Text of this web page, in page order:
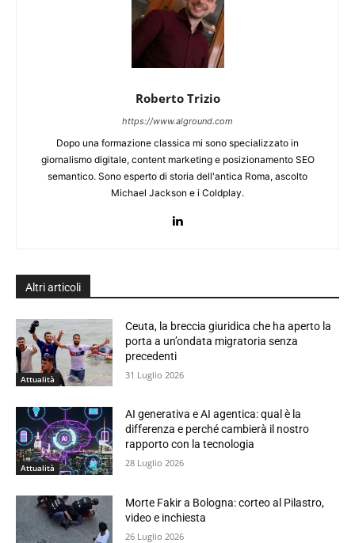
Roberto Trizio
https://www.alground.com
Dopo una formazione classica mi sono specializzato in
giornalismo digitale, content marketing e posizionamento SEO
semantico. Sono esperto di storia dell'antica Roma, ascolto
Michael Jackson e i Coldplay.
Altri articoli
Attualità
Ceuta, la breccia giuridica che ha aperto la
porta a un’ondata migratoria senza
precedenti
31 Luglio 2026
Attualità
AI generativa e AI agentica: qual è la
differenza e perché cambierà il nostro
rapporto con la tecnologia
28 Luglio 2026
Morte Fakir a Bologna: corteo al Pilastro,
video e inchiesta
26 Luglio 2026